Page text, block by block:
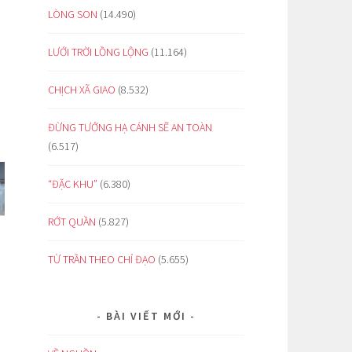
LÒNG SON (14.490)
LƯỚI TRỜI LỒNG LỘNG (11.164)
CHỊCH XÃ GIAO (8.532)
ĐỪNG TƯỞNG HẠ CÁNH SẼ AN TOÀN
(6.517)
“ĐẶC KHU” (6.380)
RỚT QUẦN (5.827)
TỪ TRẦN THEO CHỈ ĐẠO (5.655)
BÀI VIẾT MỚI